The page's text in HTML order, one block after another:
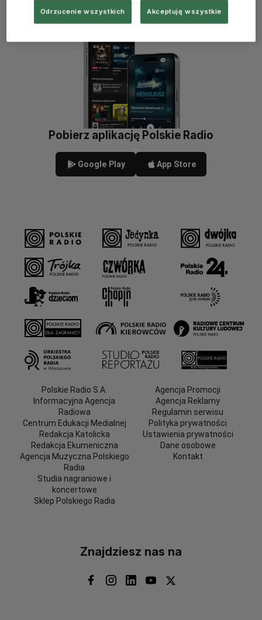
Pobierz aplikację Polskie Radio
Google Play App Store
Polskie Radio S.A.
Informacyjna Agencja
Radiowa
Centrum Edukacji Medialnej
Redakcja Katolicka
Redakcja Ekumeniczna
Agencja Muzyczna Polskiego
Radia
Studia nagraniowe i
koncertowe
Sklep Polskiego Radia
Agencja Promocji
Agencja Reklamy
Regulamin serwisu
Polityka prywatności
Ustawienia prywatności
Dane osobowe
Kontakt
Znajdziesz nas na
Odrzucenie wszystkich Akceptuję wszystkie